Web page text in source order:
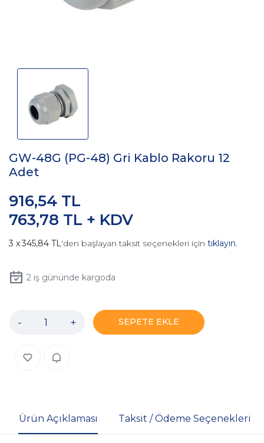
GW-48G (PG-48) Gri Kablo Rakoru 12
Adet
763,78 TL + KDV
916,54 TL
345,84 TL'den başlayan taksit seçenekleri için tıklayın.
2iş gününde kargoda
- + SEPETE EKLE
Ürün Açıklaması Taksit / Ödeme Seçenekleri